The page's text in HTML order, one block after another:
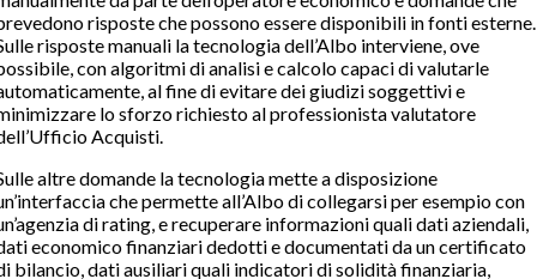
risposte che possono essere disponibili in fonti esterne.
risposte manuali la tecnologia dell’Albo interviene, ove
con algoritmi di analisi e calcolo capaci di valutarle
al fine di evitare dei giudizi soggettivi e
lo sforzo richiesto al professionista valutatore
Acquisti.
altre domande la tecnologia mette a disposizione
che permette all’Albo di collegarsi per esempio con
di rating, e recuperare informazioni quali dati aziendali,
economico finanziari dedotti e documentati da un certificato
bilancio, dati ausiliari quali indicatori di solidità finanziaria,